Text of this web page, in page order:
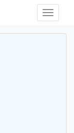
Toggle